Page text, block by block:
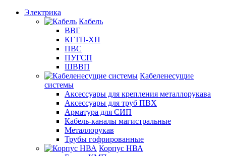
Электрика
Кабель
ВВГ
КГТП-ХП
ПВС
ПУГСП
ШВВП
Кабеленесущие
системы
Аксессуары для крепления металлорукава
Аксессуары для труб ПВХ
Арматура для СИП
Кабель-каналы магистральные
Металлорукав
Трубы гофрированные
Корпус НВА